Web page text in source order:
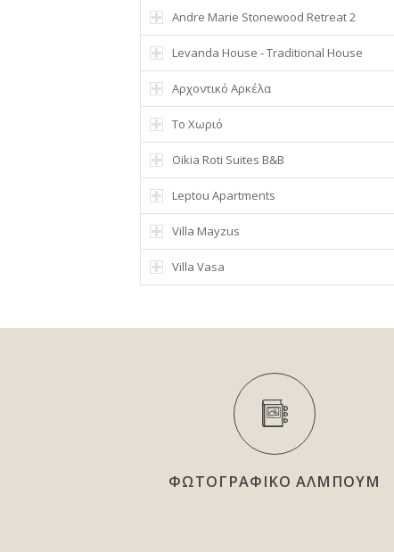
Andre Marie Stonewood Retreat 2
Levanda House - Traditional House
Αρχοντικό Αρκέλα
Το Χωριό
Oikia Roti Suites B&B
Leptou Apartments
Villa Mayzus
Villa Vasa
ΦΩΤΟΓΡΑΦΙΚΟ ΑΛΜΠΟΥΜ